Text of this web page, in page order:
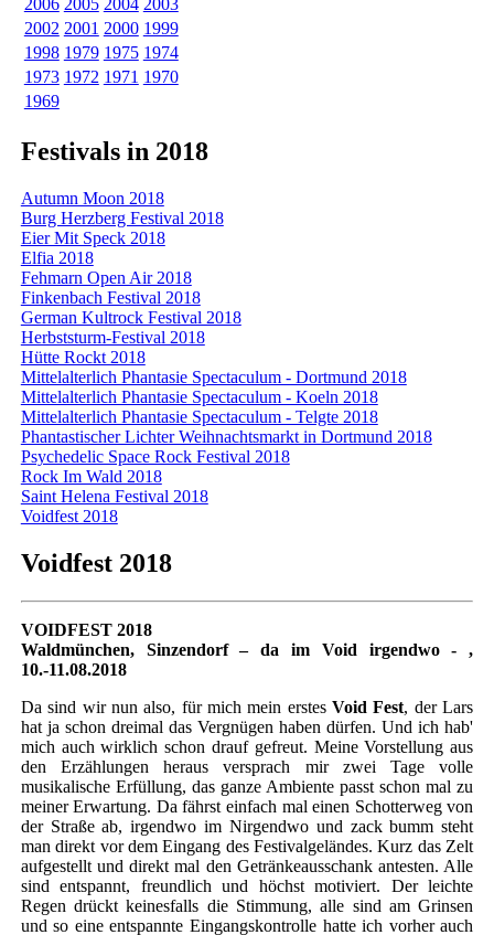
2002 2001 2000 1999
1998 1979 1975 1974
1973 1972 1971 1970
1969
Festivals in 2018
Autumn Moon 2018
Burg Herzberg Festival 2018
Eier Mit Speck 2018
Elfia 2018
Fehmarn Open Air 2018
Finkenbach Festival 2018
German Kultrock Festival 2018
Herbststurm-Festival 2018
Hütte Rockt 2018
Mittelalterlich Phantasie Spectaculum - Dortmund 2018
Mittelalterlich Phantasie Spectaculum - Koeln 2018
Mittelalterlich Phantasie Spectaculum - Telgte 2018
Phantastischer Lichter Weihnachtsmarkt in Dortmund 2018
Psychedelic Space Rock Festival 2018
Rock Im Wald 2018
Saint Helena Festival 2018
Voidfest 2018
Voidfest 2018
VOIDFEST 2018
Waldmünchen, Sinzendorf – da im Void irgendwo - ,
10.-11.08.2018
Da sind wir nun also, für mich mein erstesVoid Fest, der Lars
hat ja schon dreimal das Vergnügen haben dürfen. Und ich hab'
mich auch wirklich schon drauf gefreut. Meine Vorstellung aus
den Erzählungen heraus versprach mir zwei Tage volle
musikalische Erfüllung, das ganze Ambiente passt schon mal zu
meiner Erwartung. Da fährst einfach mal einen Schotterweg von
der Straße ab, irgendwo im Nirgendwo und zack bumm steht
man direkt vor dem Eingang des Festivalgeländes. Kurz das Zelt
aufgestellt und direkt mal den Getränkeausschank antesten. Alle
sind entspannt, freundlich und höchst motiviert. Der leichte
Regen drückt keinesfalls die Stimmung, alle sind am Grinsen
und so eine entspannte Eingangskontrolle hatte ich vorher auch